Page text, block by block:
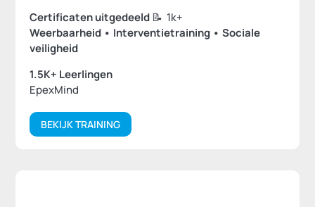
Certificaten uitgedeeld📝 1k+
Weerbaarheid • Interventietraining • Sociale
veiligheid
1.5K+ Leerlingen
EpexMind
BEKIJK TRAINING